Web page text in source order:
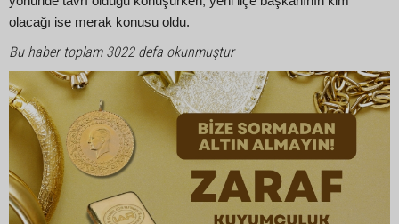
olacağı ise merak konusu oldu.
Bu haber toplam 3022 defa okunmuştur